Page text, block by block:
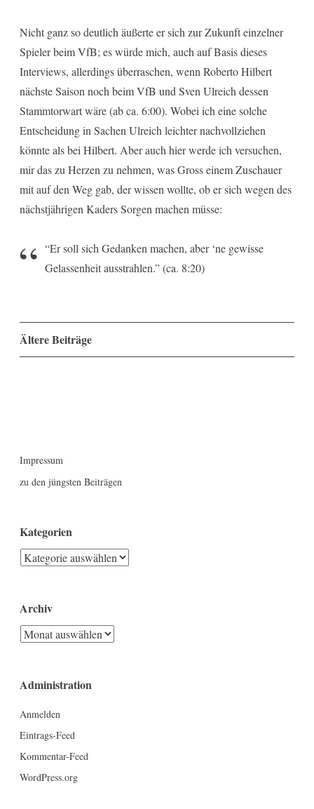
Nicht ganz so deutlich äußerte er sich zur Zukunft einzelner
Spieler beim VfB; es würde mich, auch auf Basis dieses
Interviews, allerdings überraschen, wenn Roberto Hilbert
nächste Saison noch beim VfB und Sven Ulreich dessen
Stammtorwart wäre (ab ca. 6:00). Wobei ich eine solche
Entscheidung in Sachen Ulreich leichter nachvollziehen
könnte als bei Hilbert. Aber auch hier werde ich versuchen,
mir das zu Herzen zu nehmen, was Gross einem Zuschauer
mit auf den Weg gab, der wissen wollte, ob er sich wegen des
nächstjährigen Kaders Sorgen machen müsse:
“Er soll sich Gedanken machen, aber ‘ne gewisse
Gelassenheit ausstrahlen.” (ca. 8:20)
Beitragsnavigation
Ältere Beiträge
Impressum
zu den jüngsten Beiträgen
Kategorien
Kategorien
Archiv
Archiv
Administration
Anmelden
Eintrags-Feed
Kommentar-Feed
WordPress.org